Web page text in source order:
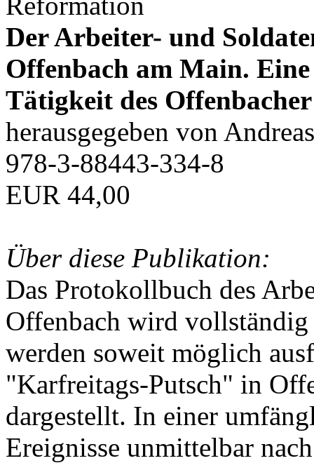
Der Arbeiter- und
Offenbach am Main.
Tätigkeit des
herausgegeben von
978-3-88443-334-8
EUR 44,00
Über diese Publikation:
Das Protokollbuch des
Offenbach wird
werden soweit möglich
"Karfreitags-Putsch" in
dargestellt. In einer
Ereignisse unmittelbar